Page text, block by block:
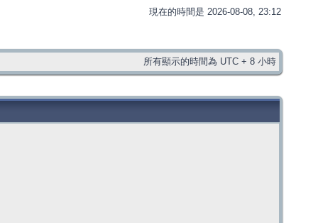
現在的時間是 2026-08-08, 23:12
所有顯示的時間為 UTC + 8 小時